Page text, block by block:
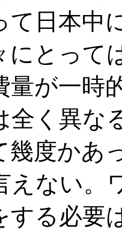
て日本中
にとって
量が一時
全く異な
幾度か
えない。
する必要